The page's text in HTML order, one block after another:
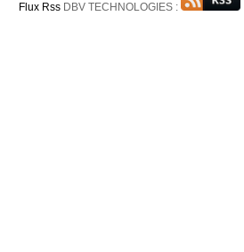
Flux Rss DBV TECHNOLOGIES :